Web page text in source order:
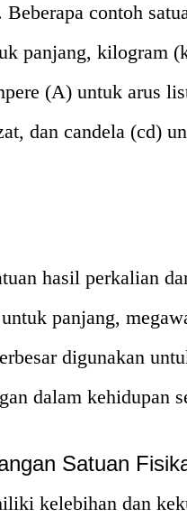
contoh
panjang, kilogram
(A) untuk arus
dan candela (cd)
hasil perkalian
panjang,
digunakan
dalam kehidupan
Satuan
kelebihan dan